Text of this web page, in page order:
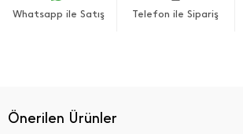
Whatsapp ile Satış Telefon ile Sipariş
Önerilen Ürünler